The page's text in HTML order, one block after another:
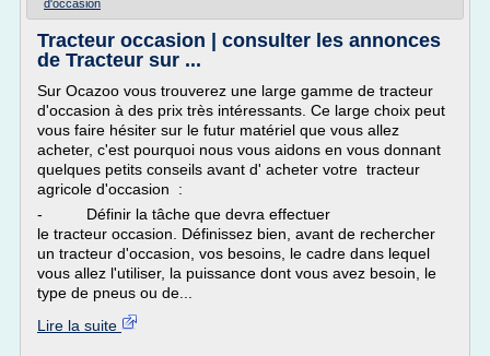
d'occasion
Tracteur occasion | consulter les annonces
de Tracteur sur ...
Sur Ocazoo vous trouverez une large gamme de tracteur
d'occasion à des prix très intéressants. Ce large choix peut
vous faire hésiter sur le futur matériel que vous allez
acheter, c'est pourquoi nous vous aidons en vous donnant
quelques petits conseils avant d' acheter votre tracteur
agricole d'occasion :
- Définir la tâche que devra effectuer
le tracteur occasion. Définissez bien, avant de rechercher
un tracteur d'occasion, vos besoins, le cadre dans lequel
vous allez l'utiliser, la puissance dont vous avez besoin, le
type de pneus ou de...
Lire la suite